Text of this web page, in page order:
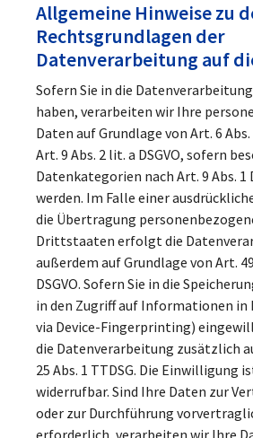
Allgemeine Hinweise zu
Rechtsgrundlagen der
Datenverarbeitung auf
Sofern Sie in die
haben, verarbeiten wir Ihre
Daten auf Grundlage von Art. 6 Abs.
Art. 9 Abs. 2 lit. a DSGVO, sofern
Datenkategorien nach Art. 9 Abs. 1
werden. Im Falle einer
die Übertragung
Drittstaaten erfolgt die
außerdem auf Grundlage von Art.
DSGVO. Sofern Sie in die
in den Zugriff auf Informationen in
via Device-Fingerprinting)
die Datenverarbeitung zusätzlich
25 Abs. 1 TTDSG. Die Einwilligung
widerrufbar. Sind Ihre Daten zur
oder zur Durchführung
erforderlich, verarbeiten wir Ihre